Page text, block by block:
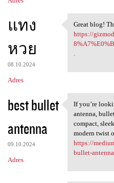
แทง
หวย
08.10.2024
Adres
Great blog!
Great blog!
https://
best bullet
antenna
09.10.2024
Adres
If you’re
If you’re
antenna,
compact,
modern twist
https://
bullet-